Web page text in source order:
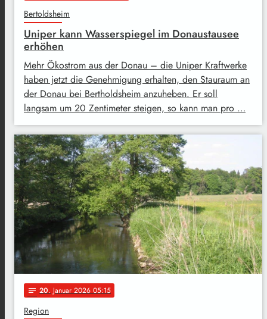
Bertoldsheim
Uniper kann Wasserspiegel im Donaustausee
erhöhen
Mehr Ökostrom aus der Donau – die Uniper Kraftwerke
haben jetzt die Genehmigung erhalten, den Stauraum an
der Donau bei Bertholdsheim anzuheben. Er soll
langsam um 20 Zentimeter steigen, so kann man pro …
notes 20. Januar 2026 05:15
Region